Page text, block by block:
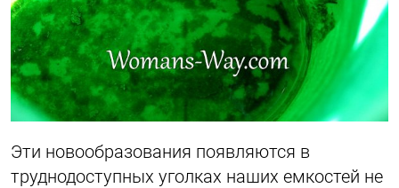
Эти новообразования появляются в
труднодоступных уголках наших емкостей не